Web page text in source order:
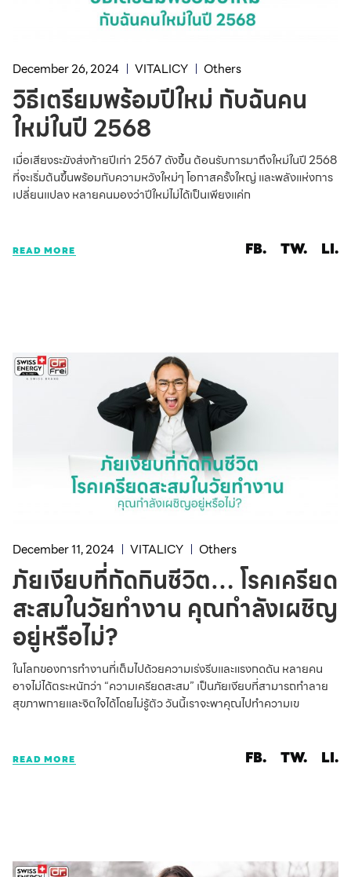
December 26, 2024 VITALICY Others
วิธีเตรียมพร้อมปีใหม่ กับฉันคน
ใหม่ในปี 2568
เมื่อเสียงระฆังส่งท้ายปีเก่า 2567 ดังขึ้น ต้อนรับการมาถึงใหม่ในปี 2568
ที่จะเริ่มต้นขึ้นพร้อมกับความหวังใหม่ๆ โอกาสครั้งใหญ่ และพลังแห่งการ
เปลี่ยนแปลง หลายคนมองว่าปีใหม่ไม่ได้เป็นเพียงแค่ก
READ MORE FB. TW. LI.
December 11, 2024 VITALICY Others
ภัยเงียบที่กัดกินชีวิต… โรคเครียด
สะสมในวัยทำงาน คุณกำลังเผชิญ
อยู่หรือไม่?
ในโลกของการทำงานที่เต็มไปด้วยความเร่งรีบและแรงกดดัน หลายคน
อาจไม่ได้ตระหนักว่า “ความเครียดสะสม” เป็นภัยเงียบที่สามารถทำลาย
สุขภาพกายและจิตใจได้โดยไม่รู้ตัว วันนี้เราจะพาคุณไปทำความเข
READ MORE FB. TW. LI.